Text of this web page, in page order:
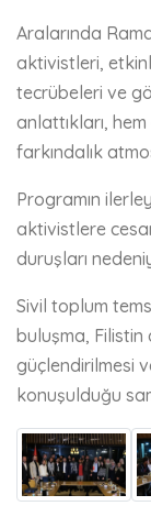
Aralarında
aktivistleri,
tecrübeleri ve
anlattıkları,
farkındalık
Programın
aktivistlere
duruşları
Sivil toplum
buluşma, Filistin
güçlendirilmesi
konuşulduğu